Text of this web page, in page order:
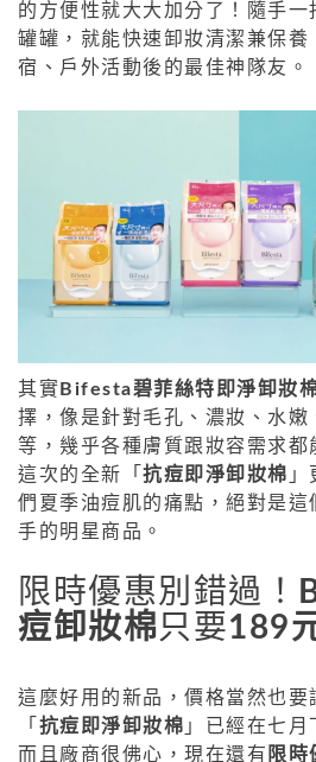
的方便性就大大加分了！隨手一
罐罐，就能快速卸妝清潔兼保養
宿、戶外活動後的最佳神隊友。
其實 Bifesta碧菲絲特即淨卸妝
擇，像是針對毛孔、濃妝、水嫩
等，幾乎各種膚質跟妝容需求都
這次的全新「 抗痘即淨卸妝棉
們夏季油痘肌的痛點，絕對是這
手的明星商品。
限時優惠別錯過！
痘卸妝棉只要189
這麼好用的新品，價格當然也要
「 抗痘即淨卸妝棉 」已經在七月
而且廠商很佛心，現在還有 限時